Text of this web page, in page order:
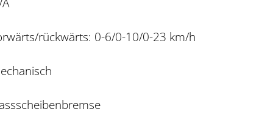
rückwärts: 0-6/0-10/0-23 km/h